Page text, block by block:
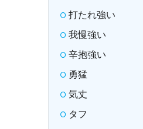
打たれ強い
我慢強い
辛抱強い
勇猛
気丈
タフ